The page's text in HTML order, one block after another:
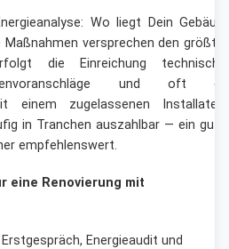
Wo liegt Dein
Maßnahmen versprechen den
die Einreichung
und oft
einem zugelassenen
in Tranchen auszahlbar — ein
empfehlenswert.
eine Renovierung mit
Energieaudit und